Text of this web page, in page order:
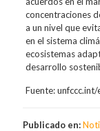
concentraciones
a un nivel que
en el sistema
ecosistemas
desarrollo
Fuente:
Publicado en: